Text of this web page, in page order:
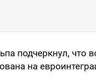
подчеркнул, что
на